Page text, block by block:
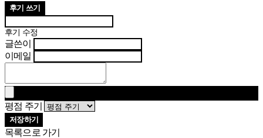
후기 쓰기
후기 수정
글쓴이
이메일
평점 주기
저장하기
목록으로 가기